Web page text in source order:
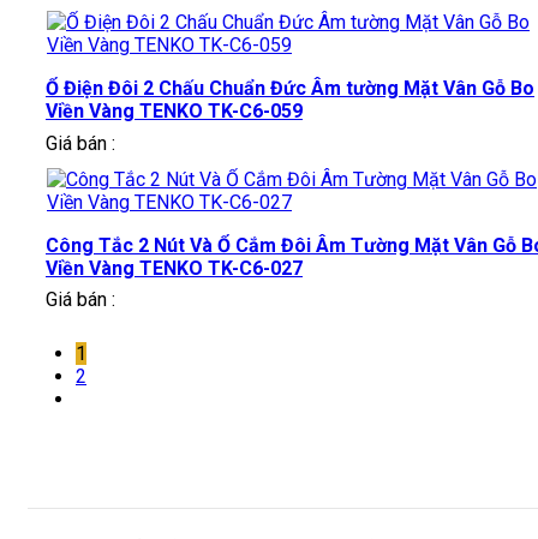
Ổ Điện Đôi 2 Chấu Chuẩn Đức Âm tường Mặt Vân Gỗ Bo
Viền Vàng TENKO TK-C6-059
Giá bán :
Công Tắc 2 Nút Và Ổ Cắm Đôi Âm Tường Mặt Vân Gỗ
Viền Vàng TENKO TK-C6-027
Giá bán :
1
2